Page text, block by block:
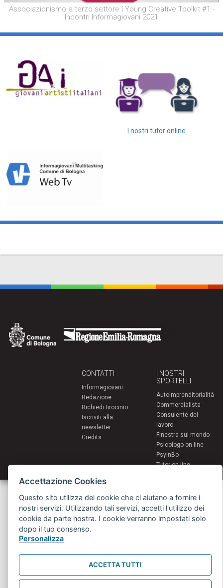
Associazionismo e terzo settore | Young Creative Toolkit #1 -
Incontri Informagiovani 2021
I nostri tutor online
CONTATTI
Informagiovani
Redazione
Richiedi tirocinio
Iscriviti alla
newsletter
Credits
I NOSTRI
SPORTELLI
Autoimprenditorialità
Commercialista
Consulente del
lavoro
Finestra sul mondo
Psicologo on line
PsyinBo
Tutor on line
Comune di Bologna | Piazza Maggiore 6 - 40124 Bologna
giovani@comune.bologna.it
Accettazione Cookies
Questo sito utilizza dei cookie che ci aiutano a fornire i
nostri servizi. Utilizzando tali servizi, accetti l'utilizzo dei
cookie da parte nostra. I cookie verranno impostati solo
dopo il tuo consenso.
Personalizza
ACCETTA TUTTI